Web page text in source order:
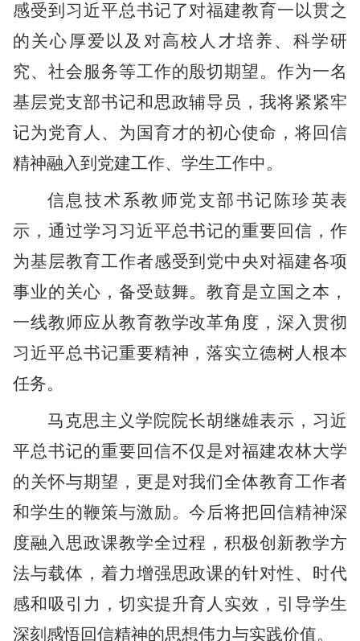
感受到习近平总书记了对福建教育一以贯之
的关心厚爱以及对高校人才培养、科学研
究、社会服务等工作的殷切期望。作为一名
基层党支部书记和思政辅导员，我将紧紧牢
记为党育人、为国育才的初心使命，将回信
精神融入到党建工作、学生工作中。
信息技术系教师党支部书记陈珍英表
示，通过学习习近平总书记的重要回信，作
为基层教育工作者感受到党中央对福建各项
事业的关心，备受鼓舞。教育是立国之本，
一线教师应从教育教学改革角度，深入贯彻
习近平总书记重要精神，落实立德树人根本
任务。
马克思主义学院院长胡继雄表示，习近
平总书记的重要回信不仅是对福建农林大学
的关怀与期望，更是对我们全体教育工作者
和学生的鞭策与激励。今后将把回信精神深
度融入思政课教学全过程，积极创新教学方
法与载体，着力增强思政课的针对性、时代
感和吸引力，切实提升育人实效，引导学生
深刻感悟回信精神的思想伟力与实践价值。